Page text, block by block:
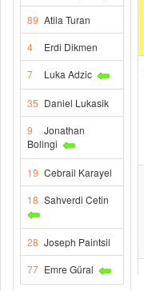
89 Atila Turan
4
Erdi Dikmen
7
Luka Adzic
35 Daniel Lukasik
9
Jonathan
Bolingi
19 Cebrail Karayel
18 Sahverdi Cetin
28 Joseph Paintsil
77 Emre Güral